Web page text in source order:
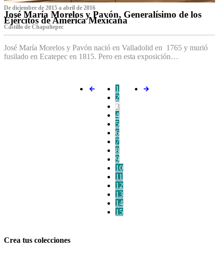
De diciembre de 2015 a abril de 2016
José María Morelos y Pavón, Generalísimo de los
Ejércitos de América Mexicana
C‌astillo de Chapultepec
José María Morelos y Pavón nació en Valladolid en 1765 y murió
fusilado en Ecatepec en 1815. Pero en esta exposición…
1
2
3
4
5
6
7
8
9
10
11
12
13
14
15
Crea tus colecciones